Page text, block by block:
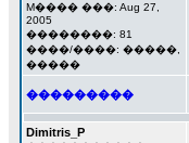
M���� ���: Aug 27,
2005
��������: 81
����/����: �����,
�����
���������
Dimitris_P